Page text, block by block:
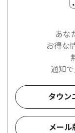
あな
お得な
通知
タウン
メール